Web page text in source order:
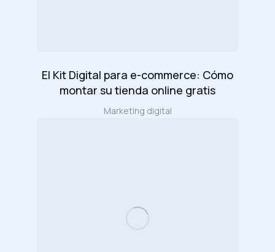
El Kit Digital para e-commerce: Cómo
montar su tienda online gratis
Marketing digital